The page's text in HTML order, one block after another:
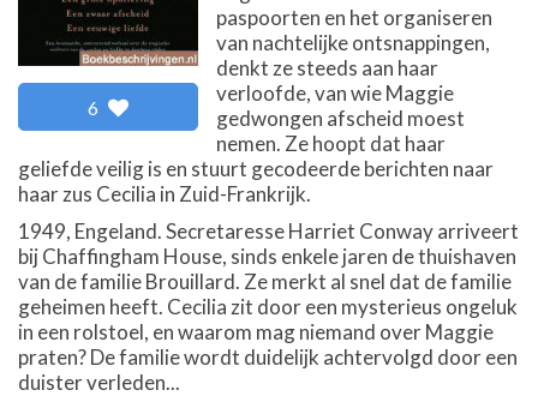
6
paspoorten en het organiseren
van nachtelijke ontsnappingen,
denkt ze steeds aan haar
verloofde, van wie Maggie
gedwongen afscheid moest
nemen. Ze hoopt dat haar
geliefde veilig is en stuurt gecodeerde berichten naar
haar zus Cecilia in Zuid-Frankrijk.
1949, Engeland. Secretaresse Harriet Conway arriveert
bij Chaffingham House, sinds enkele jaren de thuishaven
van de familie Brouillard. Ze merkt al snel dat de familie
geheimen heeft. Cecilia zit door een mysterieus ongeluk
in een rolstoel, en waarom mag niemand over Maggie
praten? De familie wordt duidelijk achtervolgd door een
duister verleden...